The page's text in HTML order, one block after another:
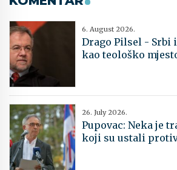
6. August 2026.
Drago Pilsel - Srbi
kao teološko
26. July 2026.
Pupovac: Neka je
koji su ustali protiv